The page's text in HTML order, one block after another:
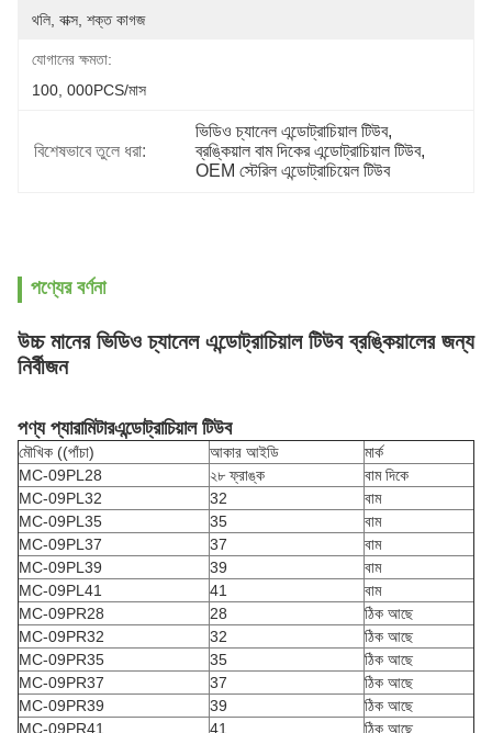
থলি, বাক্স, শক্ত কাগজ
যোগানের ক্ষমতা:
100, 000PCS/মাস
বিশেষভাবে তুলে ধরা:
ভিডিও চ্যানেল এন্ডোট্রাচিয়াল টিউব,
ব্রঙ্কিয়াল বাম দিকের এন্ডোট্রাচিয়াল টিউব,
OEM স্টেরিল এন্ডোট্রাচিয়েল টিউব
পণ্যের বর্ণনা
উচ্চ মানের ভিডিও চ্যানেল এন্ডোট্রাচিয়াল টিউব ব্রঙ্কিয়ালের জন্য
নির্বীজন
পণ্য প্যারামিটারএন্ডোট্রাচিয়াল টিউব
মৌখিক ((পাঁচা) আকার আইডি
মার্ক
MC-09PL28
২৮ ফ্রাঙ্ক
বাম দিকে
MC-09PL32
32
বাম
MC-09PL35
35
বাম
MC-09PL37
37
বাম
MC-09PL39
39
বাম
MC-09PL41
41
বাম
MC-09PR28
28
ঠিক আছে
MC-09PR32
32
ঠিক আছে
MC-09PR35
35
ঠিক আছে
MC-09PR37
37
ঠিক আছে
MC-09PR39
39
ঠিক আছে
MC-09PR41
41 ঠিক আছে